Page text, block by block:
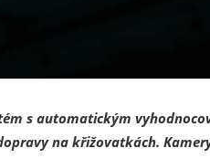
s automatickým
na křižovatkách.